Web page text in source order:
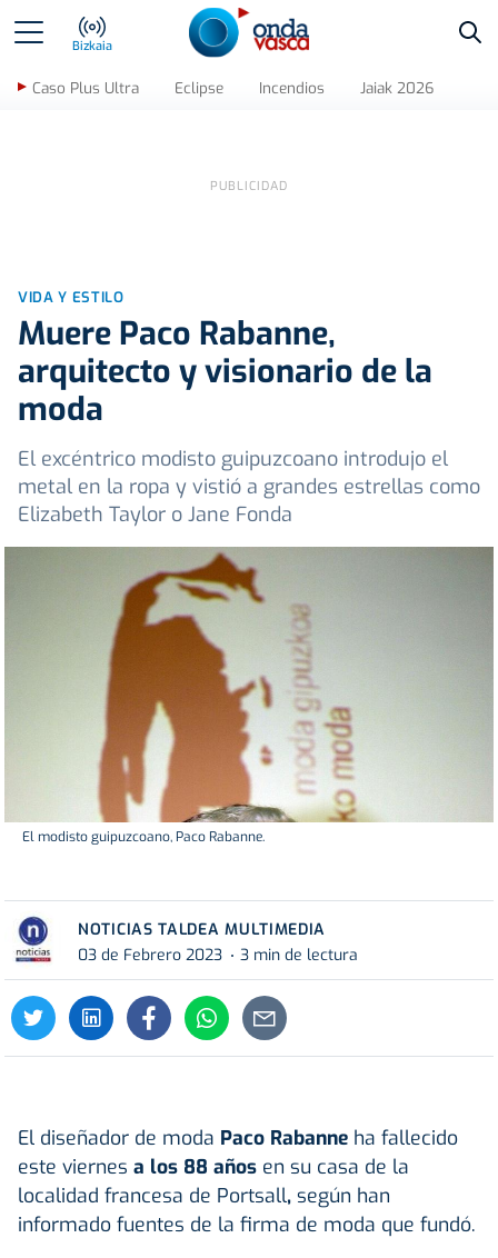
Bizkaia
Caso Plus Ultra Eclipse Incendios Jaiak 2026
VIDA Y ESTILO
Muere Paco Rabanne,
arquitecto y visionario de la
moda
El excéntrico modisto guipuzcoano introdujo el
metal en la ropa y vistió a grandes estrellas como
Elizabeth Taylor o Jane Fonda
El modisto guipuzcoano, Paco Rabanne.
NOTICIAS TALDEA MULTIMEDIA
03 de Febrero 2023
3 min de lectura
El diseñador de moda Paco Rabanne ha fallecido
este viernes a los 88 años en su casa de la
localidad francesa de Portsall, según han
informado fuentes de la firma de moda que fundó.